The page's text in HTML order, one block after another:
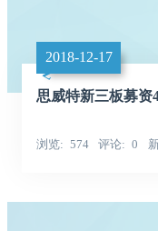
2018-12-17
思威特新三板募资
浏览 574 评论 0